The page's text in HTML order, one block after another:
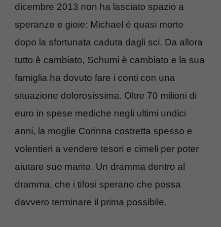
dicembre 2013 non ha lasciato spazio a
speranze e gioie: Michael è quasi morto
dopo la sfortunata caduta dagli sci. Da allora
tutto è cambiato, Schumi è cambiato e la sua
famiglia ha dovuto fare i conti con una
situazione dolorosissima. Oltre 70 milioni di
euro in spese mediche negli ultimi undici
anni, la moglie Corinna costretta spesso e
volentieri a vendere tesori e cimeli per poter
aiutare suo marito. Un dramma dentro al
dramma, che i tifosi sperano che possa
davvero terminare il prima possibile.